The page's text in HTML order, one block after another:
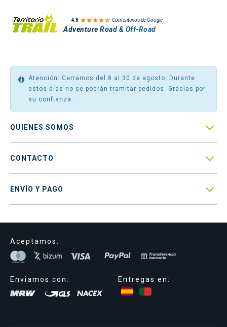
4.8  Comentarios de Google
Adventure Road & Off-Road
Atención: Cerramos del 8 al 30 de agosto. Durante
estos días no se podrán tramitar pedidos. Gracias por
su confianza.
QUIENES SOMOS 
CONTACTO 
ENVÍO Y PAGO 
Aceptamos:
Enviamos con: Entregas en: